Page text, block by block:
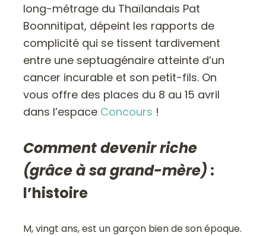
long-métrage du Thaïlandais Pat
Boonnitipat, dépeint les rapports de
complicité qui se tissent tardivement
entre une septuagénaire atteinte d’un
cancer incurable et son petit-fils. On
vous offre des places du 8 au 15 avril
dans l’espace Concours !
Comment devenir riche
(grâce à sa grand-mère) :
l’histoire
M, vingt ans, est un garçon bien de son époque.